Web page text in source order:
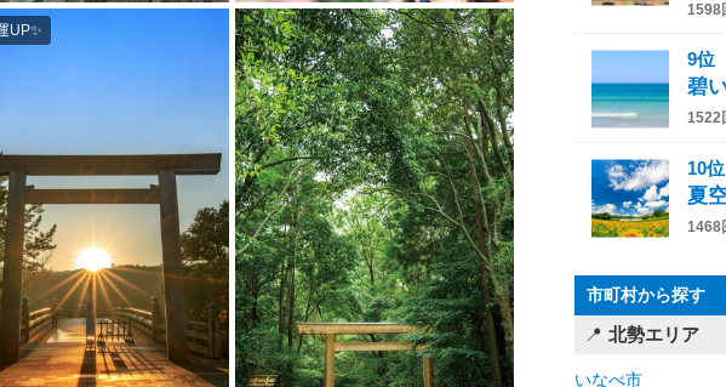
UP✨️
1598
9位
碧
1522
10位
夏
1468
市町村から探す
北勢エリア
いなべ市